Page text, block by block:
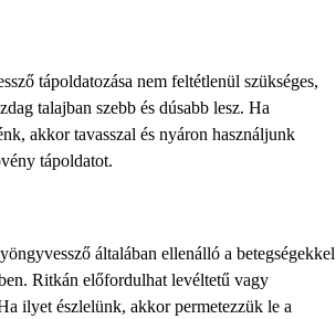
tápoldatozása nem feltétlenül szükséges,
talajban szebb és dúsabb lesz. Ha
akkor tavasszal és nyáron használjunk
tápoldatot.
általában ellenálló a betegségekkel
Ritkán előfordulhat levéltetű vagy
ilyet észlelünk, akkor permetezzük le a